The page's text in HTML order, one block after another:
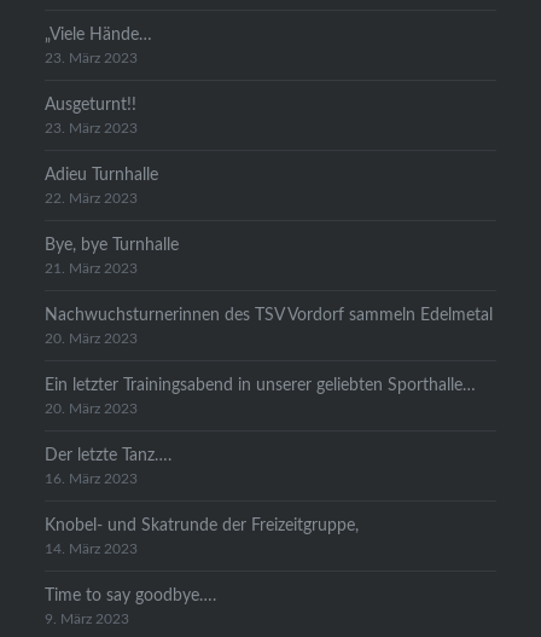
„Viele Hände…
23. März 2023
Ausgeturnt!!
23. März 2023
Adieu Turnhalle
22. März 2023
Bye, bye Turnhalle
21. März 2023
Nachwuchsturnerinnen des TSV Vordorf sammeln Edelmetal
20. März 2023
Ein letzter Trainingsabend in unserer geliebten Sporthalle…
20. März 2023
Der letzte Tanz….
16. März 2023
Knobel- und Skatrunde der Freizeitgruppe,
14. März 2023
Time to say goodbye….
9. März 2023